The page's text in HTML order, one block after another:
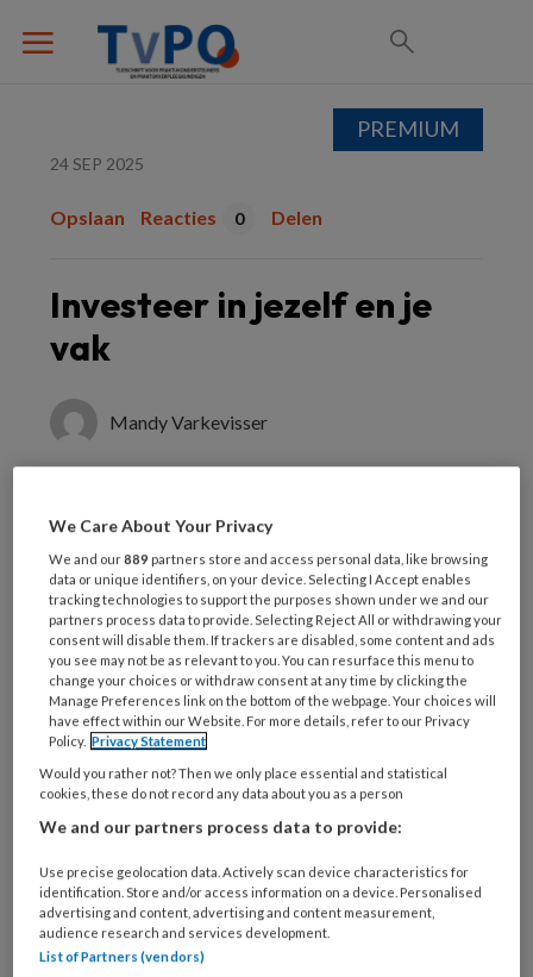
24 SEP 2025
Opslaan Reacties 0 Delen
Investeer in jezelf en je
vak
Mandy Varkevisser
volle spreekuur en berg administratie
in de huisartsenpraktijk achterlaten.
Het is dan tijd om een dag te
investeren in jezelf en jouw vak tijdens
het ‘Jaarcongres POH in de praktijk'.
PREMIUM
PREMIUM
We Care About Your Privacy
We and our889 partners store and access personal data, like browsing
data or unique identifiers, on your device. Selecting I Accept enables
tracking technologies to support the purposes shown under we and our
partners process data to provide. Selecting Reject All or withdrawing your
consent will disable them. If trackers are disabled, some content and ads
you see may not be as relevant to you. You can resurface this menu to
change your choices or withdraw consent at any time by clicking the
Manage Preferences link on the bottom of the webpage. Your choices will
have effect within our Website. For more details, refer to our Privacy
Policy. Privacy Statement
Would you rather not? Then we only place essential and statistical
cookies, these do not record any data about you as a person
We and our partners process data to provide:
Use precise geolocation data. Actively scan device characteristics for
identification. Store and/or access information on a device. Personalised
advertising and content, advertising and content measurement,
audience research and services development.
List of Partners (vendors)